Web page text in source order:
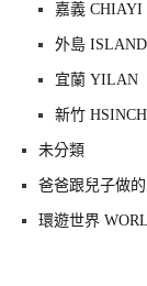
嘉義 CHIAYI
外島 ISLAND
宜蘭 YILAN
新竹
未分類
爸爸跟兒子做
環遊世界